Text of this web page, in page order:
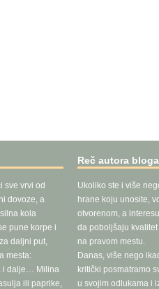
sve vrvi od
dovoze, a
kola
pune korpe i
daljni put,
mesta:
i dalje… Milina
ili paprike,
Reč autora
Ukoliko ste i više
hrane koju unosite,
otvorenom, a
da poboljšaju
na pravom mestu.
Danas, više nego
kritički posmatramo
u svojim odlukama i